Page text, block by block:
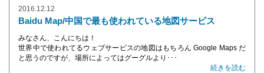
2016.12.12
Baidu Map/中国で最も使われている地図サービス
みなさん、こんにちは！
世界中で使われてるウェブサービスの地図はもちろん Google Maps だ
と思うのですが、場所によってはグーグルより･･･
続きを読む